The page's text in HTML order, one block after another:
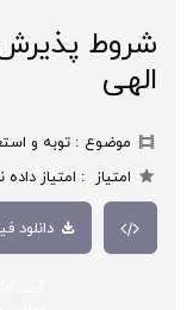
شروط
الهی
موضوع
توبه و
امتیاز
امتیاز
دانلود